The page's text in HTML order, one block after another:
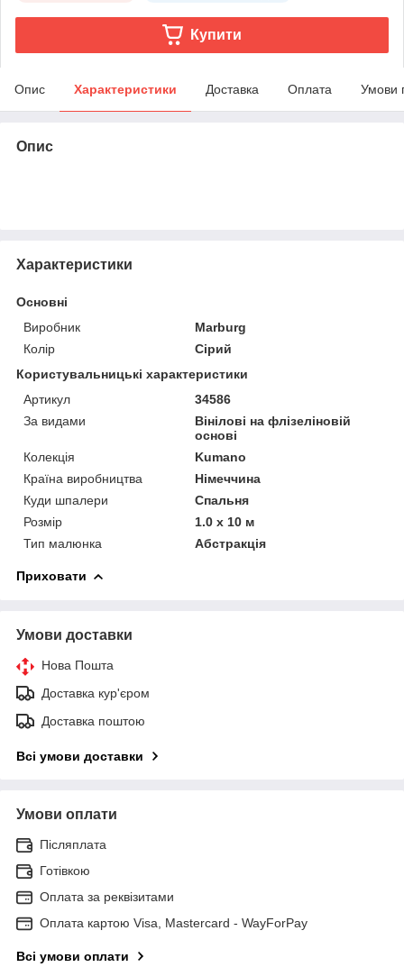
Купити
Опис Характеристики Доставка Оплата Умови
Опис
Характеристики
Основні
Виробник
Marburg
Колір
Сірий
Користувальницькі характеристики
Артикул
34586
За видами
Вінілові на флізеліновій
основі
Колекція
Kumano
Країна виробництва
Німеччина
Куди шпалери
Спальня
Розмір
1.0 x 10 м
Тип малюнка
Абстракція
Приховати
Умови доставки
Нова Пошта
Доставка кур'єром
Доставка поштою
Всі умови доставки
Умови оплати
Післяплата
Готівкою
Оплата за реквізитами
Оплата картою Visa, Mastercard - WayForPay
Всі умови оплати